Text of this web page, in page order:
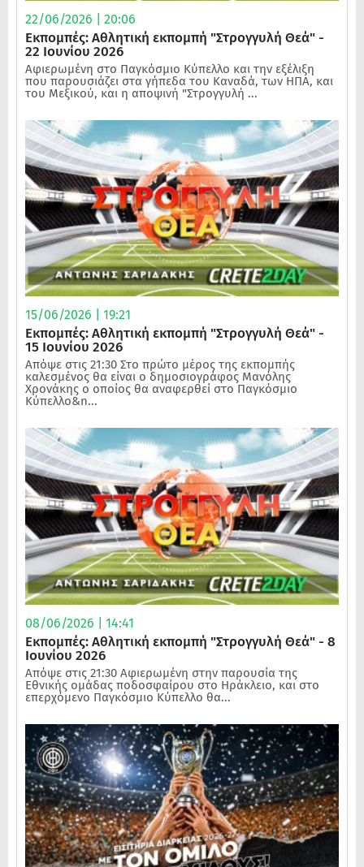
22/06/2026 | 20:06
Εκπομπές: Αθλητική εκπομπή "Στρογγυλή Θεά" -
22 Ιουνίου 2026
Αφιερωμένη στο Παγκόσμιο Κύπελλο και την εξέλιξη
που παρουσιάζει στα γήπεδα του Καναδά, των ΗΠΑ, και
του Μεξικού, και η αποψινή "Στρογγυλή ...
15/06/2026 | 19:21
Εκπομπές: Αθλητική εκπομπή "Στρογγυλή Θεά" -
15 Ιουνίου 2026
Απόψε στις 21:30 Στο πρώτο μέρος της εκπομπής
καλεσμένος θα είναι ο δημοσιογράφος Μανόλης
Χρονάκης ο οποίος θα αναφερθεί στο Παγκόσμιο
Κύπελλο&n...
08/06/2026 | 14:41
Εκπομπές: Αθλητική εκπομπή "Στρογγυλή Θεά" - 8
Ιουνίου 2026
Απόψε στις 21:30 Αφιερωμένη στην παρουσία της
Εθνικής ομάδας ποδοσφαίρου στο Ηράκλειο, και στο
επερχόμενο Παγκόσμιο Κύπελλο θα...